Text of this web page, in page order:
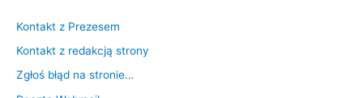
Kontakt z Prezesem
Kontakt z redakcją strony
Zgłoś błąd na stronie…